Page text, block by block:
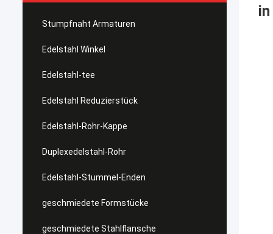
Stumpfnaht Armaturen
Edelstahl Winkel
Edelstahl-tee
Edelstahl Reduzierstück
Edelstahl-Rohr-Kappe
Duplexedelstahl-Rohr
Edelstahl-Stummel-Enden
geschmiedete Formstücke
geschmiedete Stahlflansche